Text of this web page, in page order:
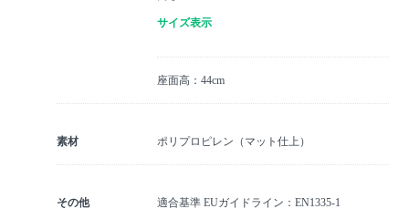
サイズ表示
座面高：44cm
素材 ポリプロピレン（マット仕上）
その他 適合基準 EUガイドライン：EN1335-1